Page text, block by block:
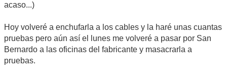
acaso...)
Hoy volveré a enchufarla a los cables y la haré unas cuantas
pruebas pero aún así el lunes me volveré a pasar por San
Bernardo a las oficinas del fabricante y masacrarla a
pruebas.